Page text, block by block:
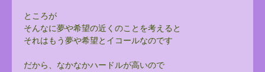
ところが
そんなに夢や希望の近くのことを考えると
それはもう夢や希望とイコールなのです
だから、なかなかハードルが高いので